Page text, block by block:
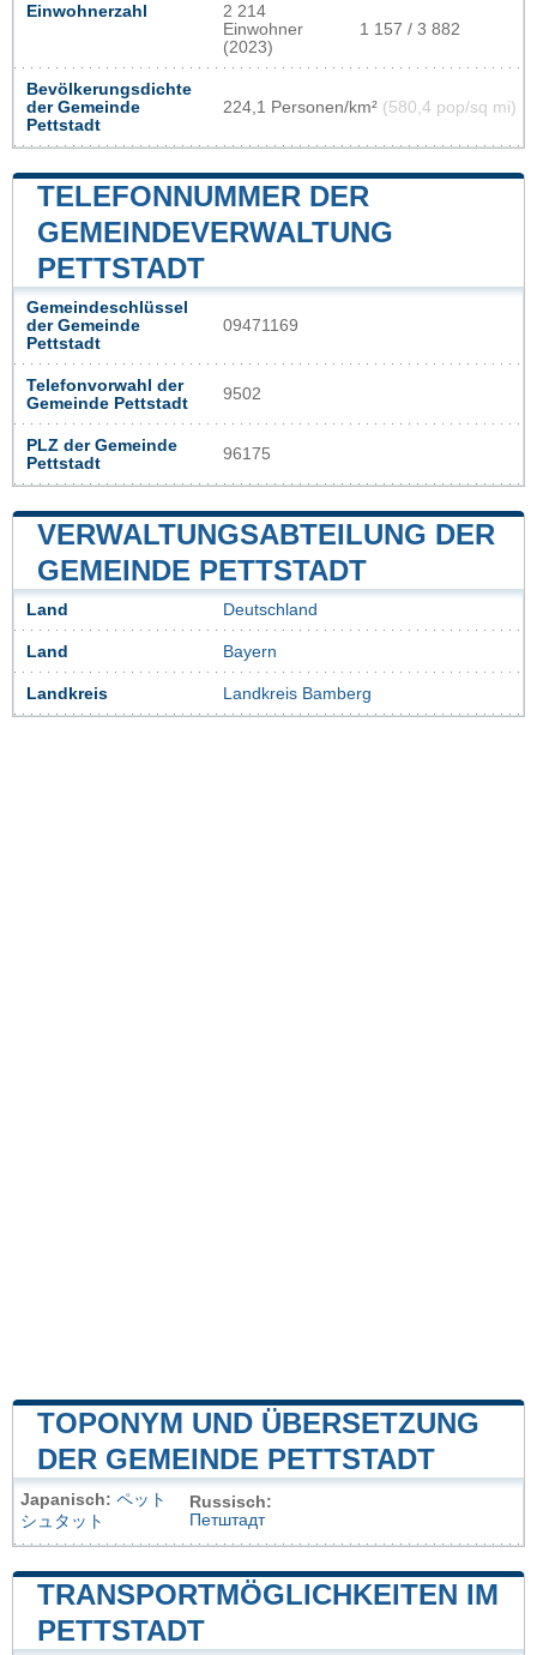
Einwohnerzahl
2 214
Einwohner
(2023)
1 157 / 3 882
Bevölkerungsdichte
der Gemeinde
Pettstadt
224,1 Personen/km² (580,4 pop/sq mi)
TELEFONNUMMER DER
GEMEINDEVERWALTUNG
PETTSTADT
Gemeindeschlüssel
der Gemeinde
Pettstadt
09471169
Telefonvorwahl der
Gemeinde Pettstadt
9502
PLZ der Gemeinde
Pettstadt
96175
VERWALTUNGSABTEILUNG DER
GEMEINDE PETTSTADT
Land Deutschland
Land Bayern
Landkreis Landkreis Bamberg
TOPONYM UND ÜBERSETZUNG
DER GEMEINDE PETTSTADT
Japanisch: ペット
シュタット
Russisch:
Петштадт
TRANSPORTMÖGLICHKEITEN IM
PETTSTADT